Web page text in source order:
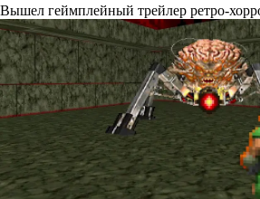
Вышел геймплейный трейлер ретро-